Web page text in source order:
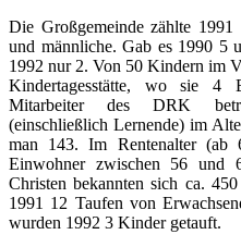
Die Großgemeinde zählte
und männliche. Gab es 1990 5
1992 nur 2. Von 50 Kindern im
Kindertagesstätte, wo sie 4
Mitarbeiter des DRK
(einschließlich Lernende) im
man 143. Im Rentenalter (ab
Einwohner zwischen 56 und
Christen bekannten sich ca.
1991 12 Taufen von
wurden 1992 3 Kinder getauft.